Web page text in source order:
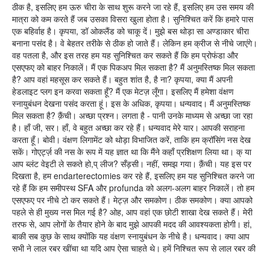
ठीक है, इसलिए हम ऊरु चीरा के साथ शुरू करने जा रहे हैं, इसलिए हम उस समय की
मात्रा को कम करते हैं जब उसका विसरा खुला होता है। सुनिश्चित करें कि हमारे पास
एक बहिर्वाह है। कृपया, डॉ ओकलैंड को चाकू दें। मुझे बस थोड़ा सा अण्डाकार चीरा
बनाना पसंद है। वे बेहतर तरीके से ठीक हो जाते हैं। लेकिन हम क्रीज से नीचे जाएंगे।
वह पतला है, और इस तरह हम यह सुनिश्चित कर सकते हैं कि हम प्रोफंडा और
एसएफए को बाहर निकालें। मैं एक पिकअप मिल सकता है? मैं अनुमस्तिष्क मिल सकता
है? आप वहां महसूस कर सकते हैं। बहुत शांत है, है ना? कृपया, क्या मैं अपनी
हेडलाइट प्लग इन करवा सकता हूँ? मैं एक मेटज़ लूँगा। इसलिए मैं हमेशा वंक्षण
स्नायुबंधन देखना पसंद करता हूं। इस के अधिक, कृपया। धन्यवाद। मैं अनुमस्तिष्क
मिल सकता है? क़ैंची। अच्छा प्रश्न। लगता है - पानी उनके माध्यम से अच्छा जा रहा
है। हाँ जी, सर। हाँ, वे बहुत अच्छा कर रहे हैं। धन्यवाद मेरे यार। आपकी सराहना
करता हूँ। बोवी। वंक्षण लिगामेंट को थोड़ा विभाजित करें, ताकि हम क्रॉसिंग नस देख
सकें। गोएर्ट्ज़ की नस के रूप में यह ज्ञात था कि मैंने कहाँ प्रशिक्षण लिया था। क् या
आप ब्लंट वेइटी ले सकते हो,प् लीज? सँड़सी। नहीं, समझ गया। क़ैंची। यह इस पर
दिखता है, हम endarterectomies कर रहे हैं, इसलिए हम यह सुनिश्चित करने जा
रहे हैं कि हम समीपस्थ SFA और profunda को अलग-अलग बाहर निकालें। तो हम
एसएफए पर नीचे टो कर सकते हैं। मेट्ज़ और समकोण। ठीक समकोण। क्या आपको
पहले से ही मुख्य नस मिल गई है? ओह, आप वहां एक छोटी शाखा देख सकते हैं। मेरी
तरफ से, आप लोगों के तैयार होने के बाद मुझे आपकी मदद की आवश्यकता होगी। हां,
बाकी सब कुछ के साथ क्योंकि यह वंक्षण स्नायुबंधन के नीचे है। धन्यवाद। क्या आप
सभी ने लाल रबर खींचा था यदि आप ऐसा चाहते थे। हमें निश्चित रूप से लाल रबर की